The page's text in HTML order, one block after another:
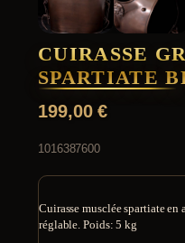
CUIRASSE
SPARTIATE
199,00€
1016387600
Cuirasse musclée spartiate
réglable. Poids: 5 kg